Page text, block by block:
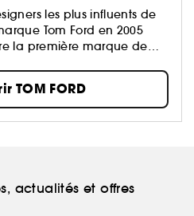
les plus influents de
Tom Ford en 2005
la première marque de
TOM FORD
actualités et offres